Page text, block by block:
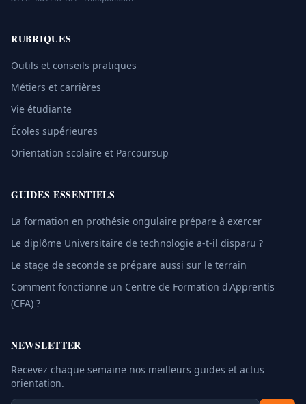
RUBRIQUES
Outils et conseils pratiques
Métiers et carrières
Vie étudiante
Écoles supérieures
Orientation scolaire et Parcoursup
GUIDES ESSENTIELS
La formation en prothésie ongulaire prépare à exercer
Le diplôme Universitaire de technologie a-t-il disparu ?
Le stage de seconde se prépare aussi sur le terrain
Comment fonctionne un Centre de Formation d'Apprentis
(CFA) ?
NEWSLETTER
Recevez chaque semaine nos meilleurs guides et actus
orientation.